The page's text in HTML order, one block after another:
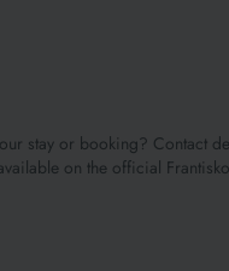
stay or booking? Contact
on the official